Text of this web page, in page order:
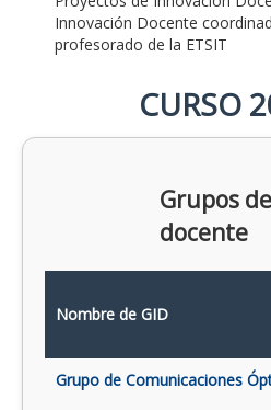
Innovación Docente
profesorado de la ETSIT
CURSO
Grupos
docente
Nombre de GID
Grupo de Comunicaciones